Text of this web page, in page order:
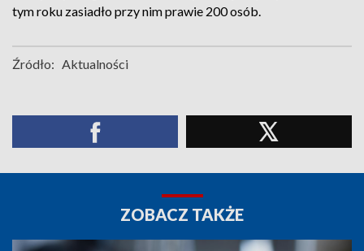
tym roku zasiadło przy nim prawie 200 osób.
Źródło: Aktualności
ZOBACZ TAKŻE